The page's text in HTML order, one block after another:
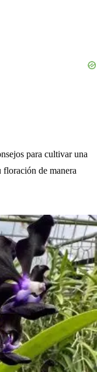
para cultivar una
de manera